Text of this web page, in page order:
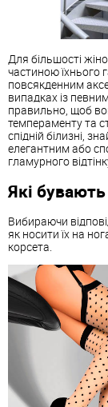
Для більшості
частиною їхнього
повсякденним
випадках із
правильно, щоб
темпераменту та
спідній білизні,
елегантним або
гламурного
Які
Вибираючи
як носити їх на
корсета.